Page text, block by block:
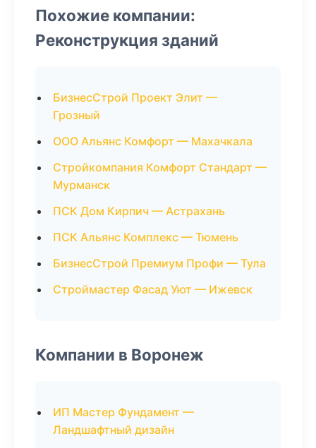
Похожие компании:
Реконструкция зданий
БизнесСтрой Проект Элит —
Грозный
ООО Альянс Комфорт — Махачкала
Стройкомпания Комфорт Стандарт —
Мурманск
ПСК Дом Кирпич — Астрахань
ПСК Альянс Комплекс — Тюмень
БизнесСтрой Премиум Профи — Тула
Строймастер Фасад Уют — Ижевск
Компании в Воронеж
ИП Мастер Фундамент —
Ландшафтный дизайн